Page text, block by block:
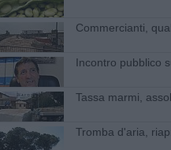
​Commercianti,
​Incontro pubblico
​Tassa marmi,
Tromba d'aria,